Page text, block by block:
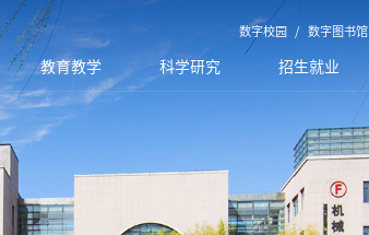
数字校园 / 数字图书馆
教育教学 科学研究 招生就业